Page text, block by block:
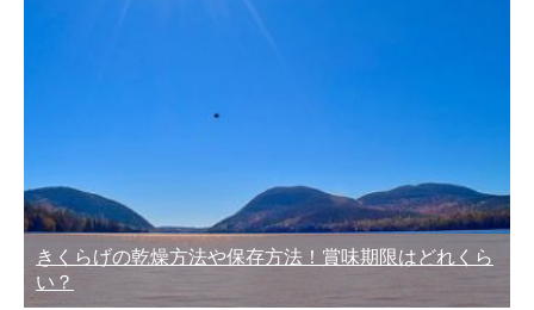
きくらげの乾燥方法や保存方法！賞味期限はどれくら
い？